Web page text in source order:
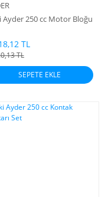
Ayder 250 cc Motor Bloğu
TL
TL
SEPETE EKLE